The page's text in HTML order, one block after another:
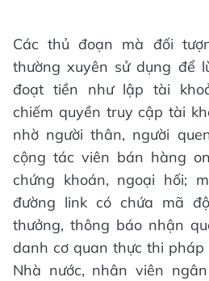
Các thủ đoạn mà đối
thường xuyên sử dụng để
đoạt tiền như lập tài
chiếm quyền truy cập tài
nhờ người thân, người
cộng tác viên bán hàng
chứng khoán, ngoại hối;
đường link có chứa mã
thưởng, thông báo nhận
danh cơ quan thực thi pháp
Nhà nước, nhân viên